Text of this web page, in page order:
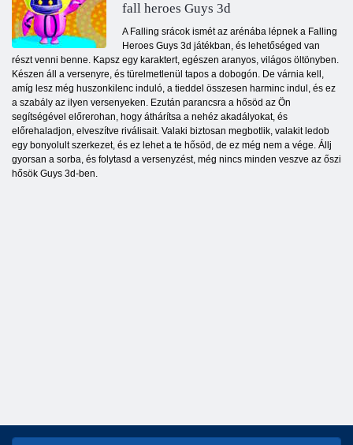
fall heroes Guys 3d
A Falling srácok ismét az arénába lépnek a Falling
Heroes Guys 3d játékban, és lehetőséged van
részt venni benne. Kapsz egy karaktert, egészen aranyos, világos öltönyben.
Készen áll a versenyre, és türelmetlenül tapos a dobogón. De várnia kell,
amíg lesz még huszonkilenc induló, a tieddel összesen harminc indul, és ez
a szabály az ilyen versenyeken. Ezután parancsra a hősöd az Ön
segítségével előrerohan, hogy áthárítsa a nehéz akadályokat, és
előrehaladjon, elveszítve riválisait. Valaki biztosan megbotlik, valakit ledob
egy bonyolult szerkezet, és ez lehet a te hősöd, de ez még nem a vége. Állj
gyorsan a sorba, és folytasd a versenyzést, még nincs minden veszve az őszi
hősök Guys 3d-ben.